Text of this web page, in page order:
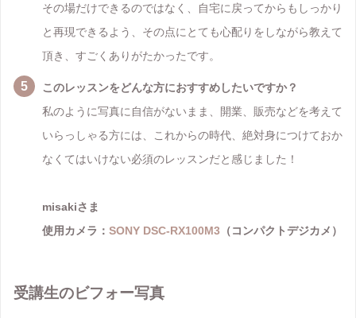
その場だけできるのではなく、自宅に戻ってからもしっかり
と再現できるよう、その点にとても心配りをしながら教えて
頂き、すごくありがたかったです。
このレッスンをどんな方におすすめしたいですか？
私のように写真に自信がないまま、開業、販売などを考えて
いらっしゃる方には、これからの時代、絶対身につけておか
なくてはいけない必須のレッスンだと感じました！
misakiさま
使用カメラ： SONY DSC-RX100M3 （コンパクトデジカメ）
受講生のビフォー写真